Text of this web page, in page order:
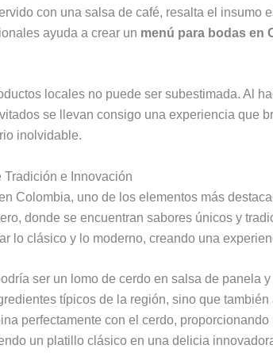
con una salsa de café, resalta el
ayuda a crear un menú para bodas en
locales no puede ser subestimada. Al
se llevan consigo una experiencia que
inolvidable.
e Innovación
Colombia, uno de los elementos más
donde se encuentran sabores únicos y
lo clásico y lo moderno, creando una
ser un lomo de cerdo en salsa de panela
típicos de la región, sino que
perfectamente con el cerdo,
un platillo clásico en una delicia